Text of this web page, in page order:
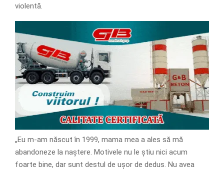
violentă.
„Eu m-am născut în 1999, mama mea a ales să mă
abandoneze la naștere. Motivele nu le știu nici acum
foarte bine, dar sunt destul de ușor de dedus. Nu avea